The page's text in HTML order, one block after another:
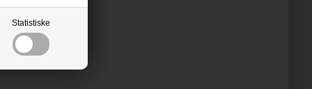
Statistiske